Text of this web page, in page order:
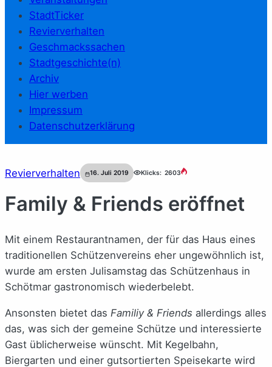
StadtTicker
Revierverhalten
Geschmackssachen
Stadtgeschichte(n)
Archiv
Hier werben
Impressum
Datenschutzerklärung
Revierverhalten 16. Juli 2019 Klicks: 2603
Family & Friends eröffnet
Mit einem Restaurantnamen, der für das Haus eines
traditionellen Schützenvereins eher ungewöhnlich ist,
wurde am ersten Julisamstag das Schützenhaus in
Schötmar gastronomisch wiederbelebt.
Ansonsten bietet das Familiy & Friends allerdings alles
das, was sich der gemeine Schütze und interessierte
Gast üblicherweise wünscht. Mit Kegelbahn,
Biergarten und einer gutsortierten Speisekarte wird